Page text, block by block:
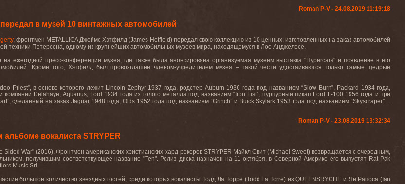
Roman P-V - 24.08.2019 11:19:18
в музей 10 винтажных автомобилей
, фронтмен METALLICA Джеймс Хэтфилд (James Hetfield) передал свою коллекцию из 10 ценных, изготовленных на заказ автомобилей
техники Петерсона, одному из крупнейших автомобильных музеев мира, находящемуся в Лос-Анджелесе.
ежегодной пресс-конференции музея, где также была анонсирована организуемая музеем выставка "Hypercars" и появление в его
Кроме того, Хэтфилд был провозглашен членом-учредителем музея – такой чести удостаиваются только самые щедрые
Priest”, в основе которого лежит Lincoln Zephyr1937 года, родстер Auburn 1936 года под названием “Slow Burn”, Packard 1934 года,
компании Delahaye, Aquarius, Ford 1934 года из голого металла под названием “Iron Fist”, пурпурный пикап Ford F-100 1956 года и три
”, сделанный на заказJaguar 1948 года,Olds 1952 года под названием “Grinch” и Buick Skylark 1953 года под названием “Skyscraper”....
Roman P-V - 23.08.2019 13:32:34
вокалиста STRYPER
Sided War" (2016), Фронтмен американских христианских хард-рокеров STRYPER Майкл Свит (Michael Sweet) возвращается с очередным,
получившим соответствующее название "Ten". Релиз диска назначен на 11 октября, в Северной Америке его выпустят Rat Pak
Music Srl .
большое количество звездных гостей, среди которых вокалисты Тодд Ла Торре (Todd La Torre) из QUEENSRŸCHE и Ян Рапоса ( Ian